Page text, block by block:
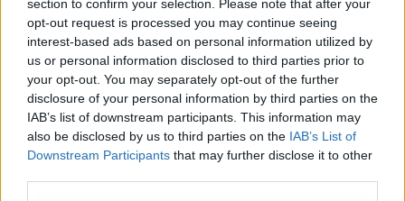
section to confirm your selection. Please note that after your
opt-out request is processed you may continue seeing
interest-based ads based on personal information utilized by
us or personal information disclosed to third parties prior to
your opt-out. You may separately opt-out of the further
disclosure of your personal information by third parties on the
IAB’s list of downstream participants. This information may
also be disclosed by us to third parties on the IAB’s List of
Downstream Participants that may further disclose it to other
Non c’erano state avvisaglie».